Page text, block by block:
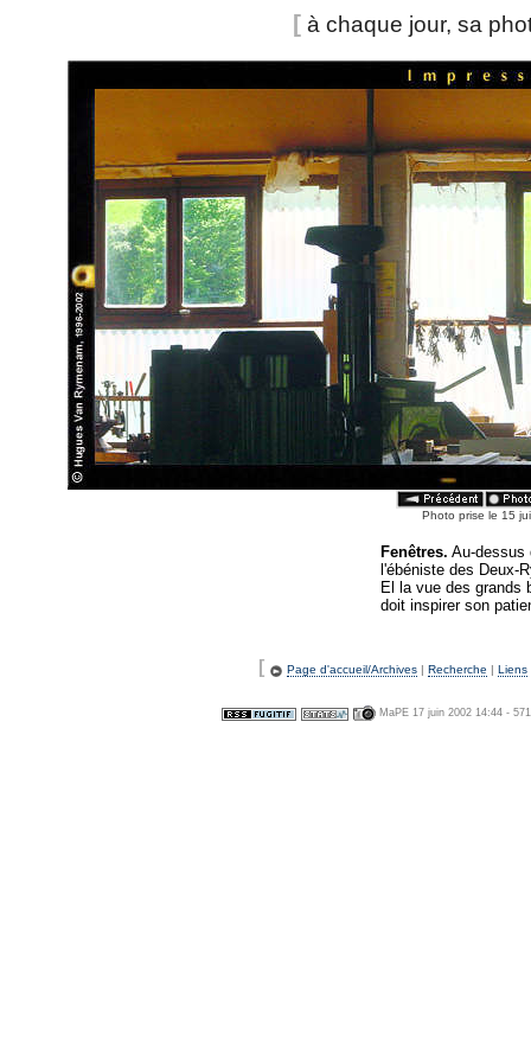
[à chaque jour, sa
Photo prise le 15
Fenêtres. Au-dessus
l'ébéniste des Deux-
El la vue des grands
doit inspirer son
[ Page d'accueil/Archives | Recherche | Liens
MaPE 17 juin 2002 14:44 -